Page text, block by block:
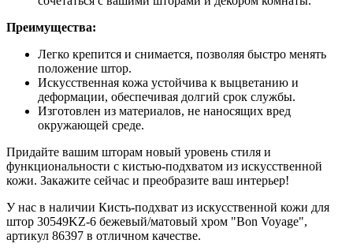
Преимущества:
Легко крепится и снимается, позволяя быстро менять
положение штор.
Искусственная кожа устойчива к выцветанию и
деформации, обеспечивая долгий срок службы.
Изготовлен из материалов, не наносящих вред
окружающей среде.
Придайте вашим шторам новый уровень стиля и
функциональности с кистью-подхватом из искусственной
кожи. Закажите сейчас и преобразите ваш интерьер!
У нас в наличии Кисть-подхват из искусственной кожи для
штор 30549KZ-6 бежевый/матовый хром "Bon Voyage",
артикул 86397 в отличном качестве.